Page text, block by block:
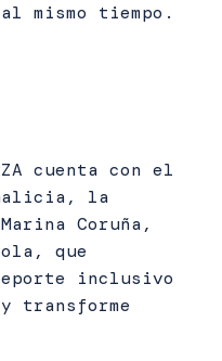
mismo tiempo.
cuenta con el
la
Coruña,
que
inclusivo
transforme